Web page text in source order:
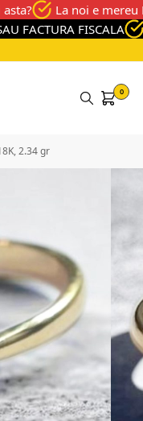
La noi e mereu
FACTURA FISCALA
0
2.34 gr